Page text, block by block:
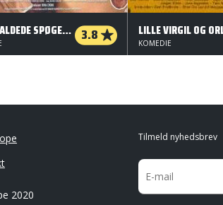
DET SKALDEDE SPØGELSE 3.8 KOMEDIE
2020
Tilmeld nyhedsbrev